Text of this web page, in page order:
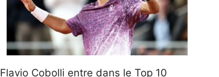
Flavio Cobolli entre dans le Top 10